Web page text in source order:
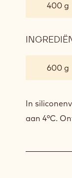
400 g
600 g
In
aan 4°C.